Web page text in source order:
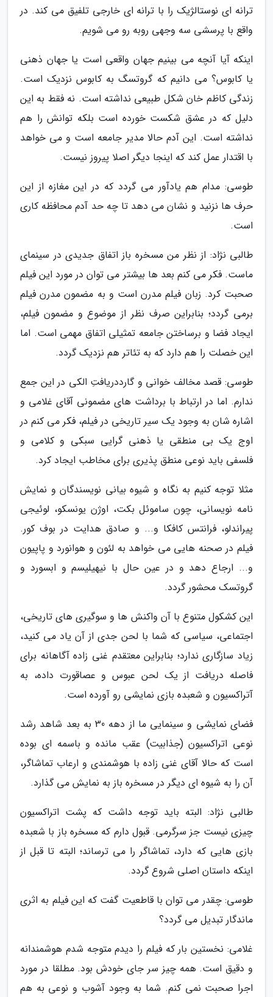
ترانه ای نوستالژیک را با ترانه ای خارجی تلفیق می کند. در
واقع با پرسشی سه وجهی روبه رو می شویم.
اینکه آیا آنچه می بینیم جهان واقعی است یا جهان ذهنی
یا کابوس؟ می دانیم که گروتسگ به کابوس نزدیک است.
زندگی کاظم خان شکل طبیعی نداشته است. نه فقط به این
دلیل که در عشق شکست خورده است بلکه توانش را هم
نداشته است. این آدم حالا مدیر جامعه است و می خواهد
با اقتدار عمل کند که اینجا دیگر اصلا پیروز نیست.
طوسی: مدام هم یادآور می گردد که در این مغازه از این
حرف ها نزنید و نشان می دهد تا چه حد آدم محافظه کاری
است.
طالبی نژاد: از نظر من مسخره باز اتفاق جدیدی در سینمای
ماست. فکر می کنم بعد ها بیشتر می توان در مورد این فیلم
صحبت کرد. زبان فیلم مدرن است و به مضمون مدرن فیلم
برمی گردد؛ بنابراین صرف نظر از موضوع و مضمون فیلم،
ایجاد فضا و برساختن جامعه تمثیلی اتفاق مهمی است. اما
این خصلت را هم دارد که به تئاتر هم نزدیک گردد.
طوسی: قصد مخالف خوانی و گارددریافتِ الکی در این جمع
ندارم. اما در ارتباط با برداشت های مضمونی آقای غلامی و
اشاره شان به وجود یک سیر تاریخی در فیلم، فکر می کنم در
اوج یک بی منطقی یا ذهنی گرایی سبکی و کلامی و
فلسفی باید نوعی منطق پذیری برای مخاطب ایجاد کرد.
مثلا توجه کنیم به نگاه و شیوه بیانی نویسندگان و نمایش
نامه نویسانی، چون ساموئل بکت، اوژن یونسکو، لوئیجی
پیراندلو، فرانتس کافکا و... و صادق هدایت در بوف کور.
فیلم در صحنه هایی می خواهد به لئون و هوانورد و پاپیون
و... ارجاع دهد و در عین حال با نیهیلیسم و ابسورد و
گروتسک محشور گردد.
این کشکول متنوع با آن واکنش ها و سوگیری های تاریخی،
اجتماعی، سیاسی که شما با لحن جدی از آن یاد می کنید،
زیاد سازگاری ندارد؛ بنابراین معتقدم غنی زاده آگاهانه برای
فاصله دریافت از یک لحن عبوس و عصاقورت داده، به
آتراکسیون و شعبده بازی نمایشی رو آورده است.
فضای نمایشی و سینمایی ما از دهه 30 به بعد شاهد رشد
نوعی اتراکسیون (جذابیت) عقب مانده و باسمه ای بوده
است که حالا آقای غنی زاده با هوشمندی و ارعاب تماشاگر،
آن را به شیوه ای دیگر در مسخره باز به نمایش می گذارد.
طالبی نژاد: البته باید توجه داشت که پشت اتراکسیون
چیزی نیست جز سرگرمی. قبول دارم که مسخره باز با شعبده
بازی هایی که دارد، تماشاگر را می ترساند؛ البته تا قبل از
اینکه داستان اصلی شروع گردد.
طوسی: چقدر می توان با قاطعیت گفت که این فیلم به اثری
ماندگار تبدیل می گردد؟
غلامی: نخستین بار که فیلم را دیدم متوجه شدم هوشمندانه
و دقیق است. همه چیز سر جای خودش بود. مطلقا در مورد
اجرا صحبت نمی کنم. شما به وجود آشوب و نوعی به هم